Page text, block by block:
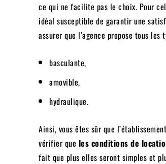
ce qui ne facilite pas le choix. Pour
idéal susceptible de garantir une
assurer que l’agence propose tous les
basculante,
amovible,
hydraulique.
Ainsi, vous êtes sûr que
vérifier que les conditions de
fait que plus elles seront simples et